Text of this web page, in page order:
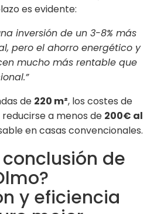
es evidente:
inversión de un 3-8% más
pero el ahorro energético y
mucho más rentable que
de 220 m², los costes de
a menos de 200€ al
en casas convencionales.
de
y eficiencia